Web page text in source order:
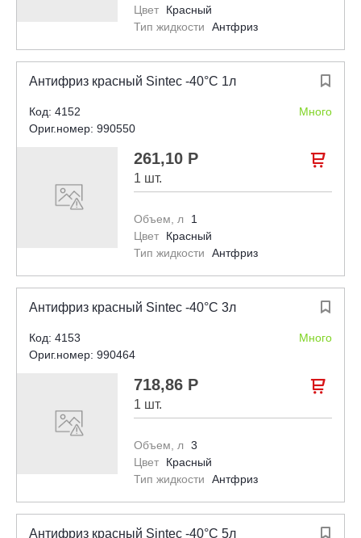
Цвет
Красный
Тип жидкости
Антфриз

Антифриз красный Sintec -40°С 1л
Код: 4152
Много
Ориг.номер: 990550
261,10 Р
1 шт.

Объем, л
1
Цвет
Красный
Тип жидкости
Антфриз

Антифриз красный Sintec -40°С 3л
Код: 4153
Много
Ориг.номер: 990464
718,86 Р
1 шт.

Объем, л 3
Цвет
Красный
Тип жидкости
Антфриз

Антифриз красный Sintec -40°С 5л